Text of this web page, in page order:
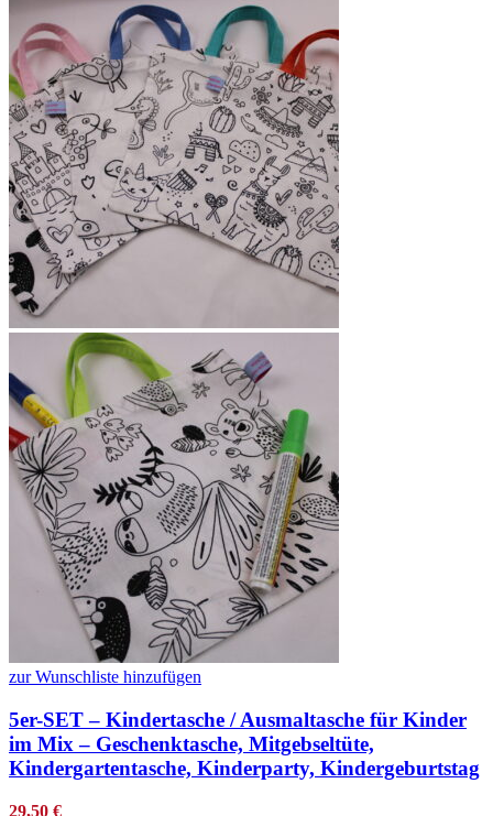
zur Wunschliste hinzufügen
5er-SET – Kindertasche / Ausmaltasche für Kinder
im Mix – Geschenktasche, Mitgebseltüte,
Kindergartentasche, Kinderparty, Kindergeburtstag
29,50 €